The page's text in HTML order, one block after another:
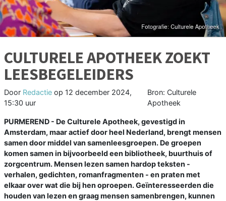
CULTURELE APOTHEEK ZOEKT
LEESBEGELEIDERS
Door Redactie op 12 december 2024,
15:30 uur
Bron: Culturele
Apotheek
PURMEREND - De Culturele Apotheek, gevestigd in
Amsterdam, maar actief door heel Nederland, brengt mensen
samen door middel van samenleesgroepen. De groepen
komen samen in bijvoorbeeld een bibliotheek, buurthuis of
zorgcentrum. Mensen lezen samen hardop teksten -
verhalen, gedichten, romanfragmenten - en praten met
elkaar over wat die bij hen oproepen. Geïnteresseerden die
houden van lezen en graag mensen samenbrengen, kunnen